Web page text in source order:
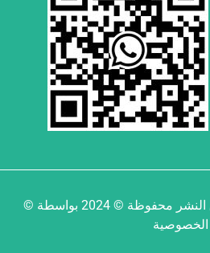
© حقوق النشر محفوظة © 2024 بواسطة TENESSY سياسة
الخصوصية